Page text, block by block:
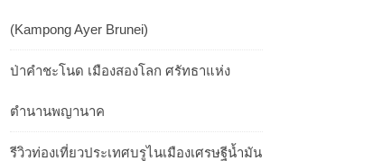
(Kampong Ayer Brunei)
ป่าคำชะโนด เมืองสองโลก ศรัทธาแห่ง
ตำนานพญานาค
รีวิวท่องเที่ยวประเทศบรูไนเมืองเศรษฐีน้ำมัน